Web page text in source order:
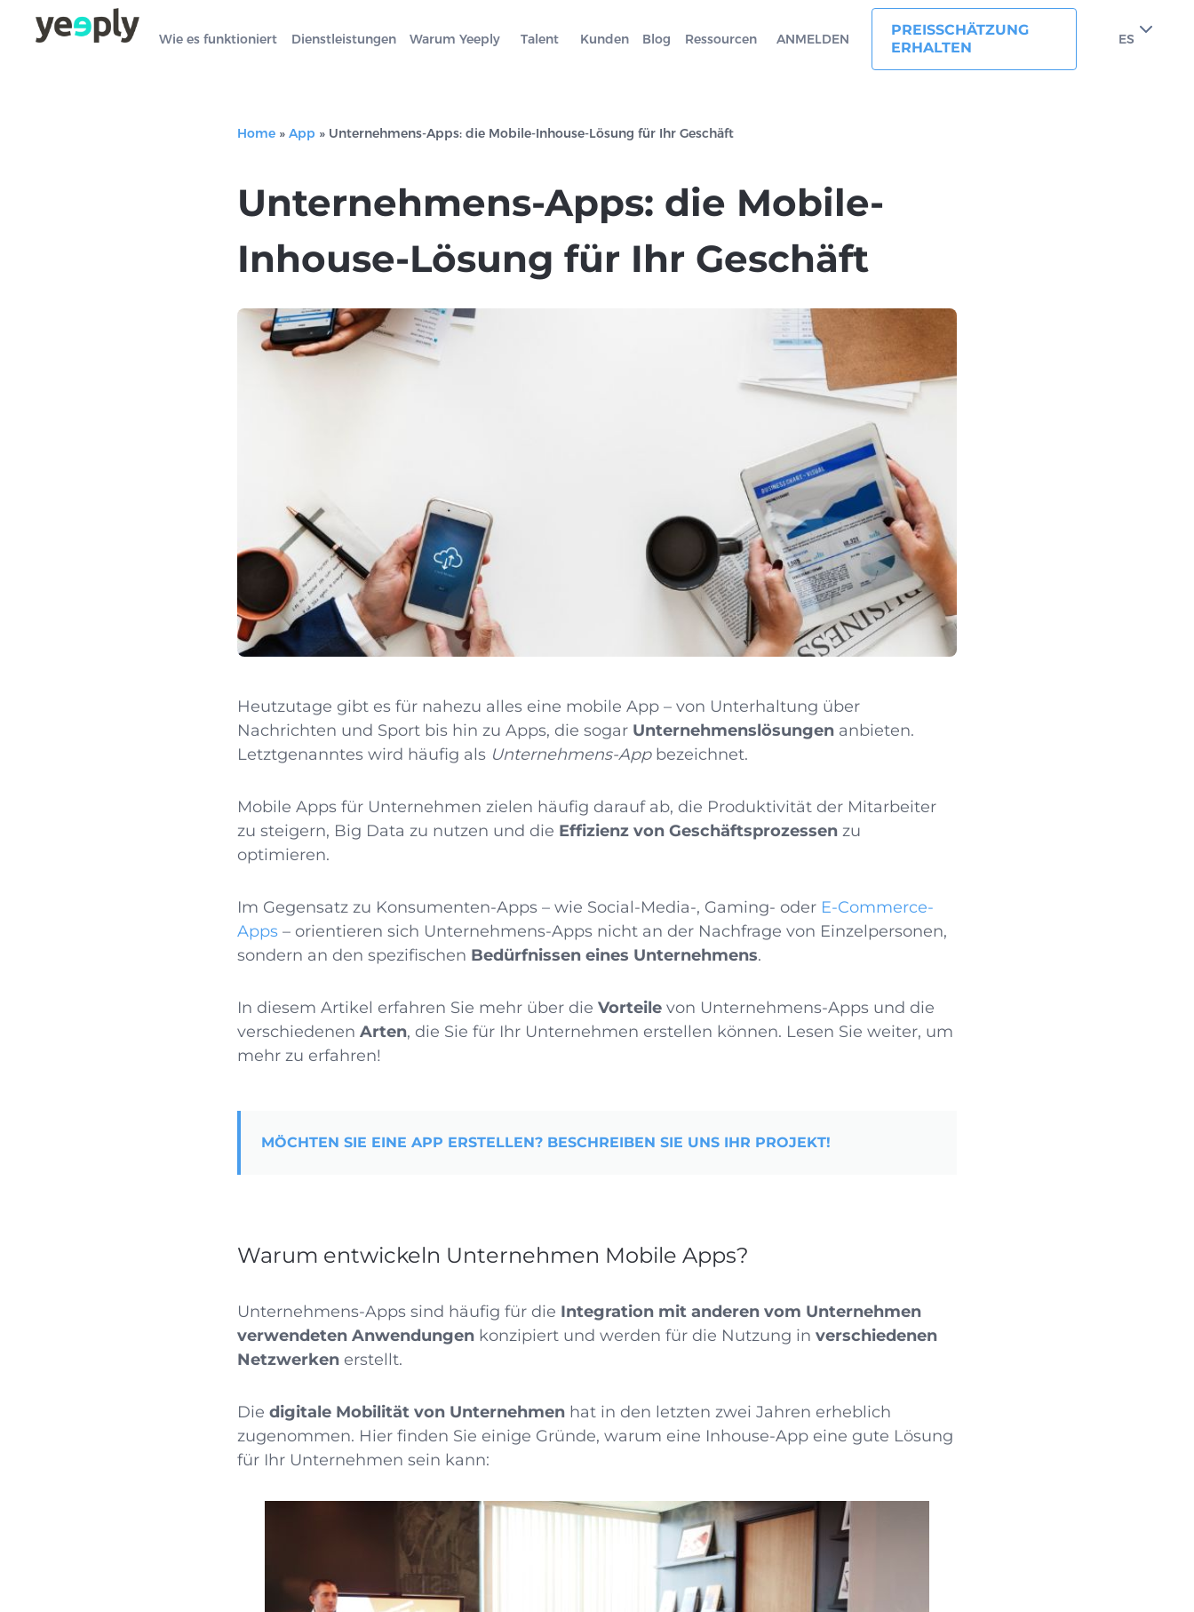
Wie es funktioniert Dienstleistungen Warum Yeeply Talent Kunden Blog Ressourcen ANMELDEN
PREISSCHÄTZUNG
ERHALTEN
ES
Home » App » Unternehmens-Apps: die Mobile-Inhouse-Lösung für Ihr Geschäft
Unternehmens-Apps: die Mobile-
Inhouse-Lösung für Ihr Geschäft
Heutzutage gibt es für nahezu alles eine mobile App – von Unterhaltung über
Nachrichten und Sport bis hin zu Apps, die sogar Unternehmenslösungen anbieten.
Letztgenanntes wird häufig als Unternehmens-Appbezeichnet.
Mobile Apps für Unternehmen zielen häufig darauf ab, die Produktivität der Mitarbeiter
zu steigern, Big Data zu nutzen und die Effizienz von Geschäftsprozessen zu
optimieren.
Im Gegensatz zu Konsumenten-Apps – wie Social-Media-, Gaming- oder E-Commerce-
Apps – orientieren sich Unternehmens-Apps nicht an der Nachfrage von Einzelpersonen,
sondern an den spezifischen Bedürfnissen eines Unternehmens.
In diesem Artikel erfahren Sie mehr über die Vorteile von Unternehmens-Apps und die
verschiedenen Arten, die Sie für Ihr Unternehmen erstellen können. Lesen Sie weiter, um
mehr zu erfahren!
MÖCHTEN SIE EINE APP ERSTELLEN? BESCHREIBEN SIE UNS IHR PROJEKT!
Warum entwickeln Unternehmen Mobile Apps?
Unternehmens-Apps sind häufig für die Integration mit anderen vom Unternehmen
verwendeten Anwendungen konzipiert und werden für die Nutzung in verschiedenen
Netzwerken erstellt.
Die digitale Mobilität von Unternehmen hat in den letzten zwei Jahren erheblich
zugenommen. Hier finden Sie einige Gründe, warum eine Inhouse-App eine gute Lösung
für Ihr Unternehmen sein kann: